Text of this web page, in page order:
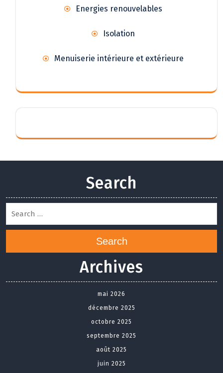
Energies renouvelables
Isolation
Menuiserie intérieure et extérieure
Search
Search
Archives
mai 2026
décembre 2025
octobre 2025
septembre 2025
août 2025
juin 2025